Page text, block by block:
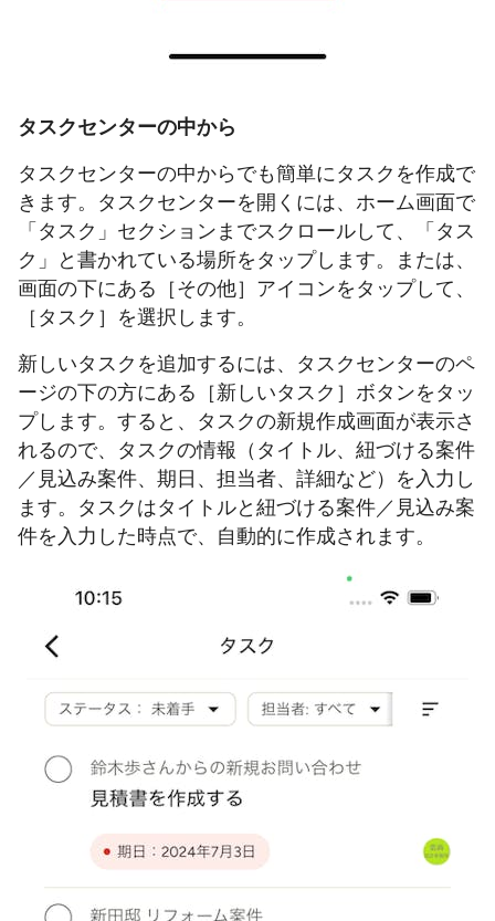
タスクセンターの中から
タスクセンターの中からでも簡単にタスクを作成で
きます。タスクセンターを開くには、ホーム画面で
「タスク」セクションまでスクロールして、「タス
ク」と書かれている場所をタップします。または、
画面の下にある［その他］アイコンをタップして、
［タスク］を選択します。
新しいタスクを追加するには、タスクセンターのペ
ージの下の方にある［新しいタスク］ボタンをタッ
プします。すると、タスクの新規作成画面が表示さ
れるので、タスクの情報（タイトル、紐づける案件
／見込み案件、期日、担当者、詳細など）を入力し
ます。タスクはタイトルと紐づける案件／見込み案
件を入力した時点で、自動的に作成されます。